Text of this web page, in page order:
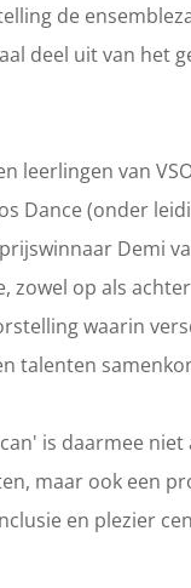
e
m
i
c
a
de
deel uit van het
leerlingen van
Dance (onder
Demi
zowel op als
waarin
talenten
is daarmee niet
maar ook een
en plezier